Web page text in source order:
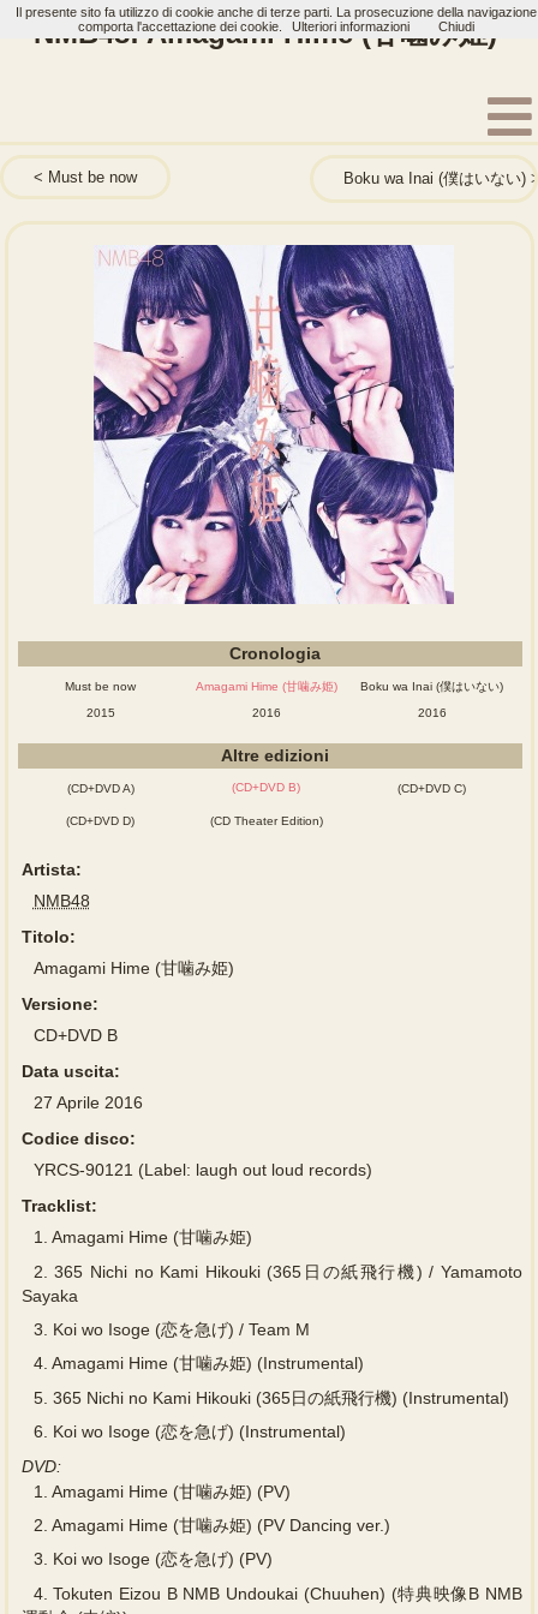
NMB48: Amagami Hime (甘噛み姫)
Must be now Boku wa Inai (僕はいない)
Cronologia
Must be now
2015
Amagami Hime (甘噛み姫)
2016
Boku wa Inai (僕はいない)
2016
Altre edizioni
(CD+DVD A) (CD+DVD B) (CD+DVD C)
(CD+DVD D) (CD Theater Edition)
Artista:
NMB48
Titolo:
Amagami Hime (甘噛み姫)
Versione:
CD+DVD B
Data uscita:
27 Aprile 2016
Codice disco:
YRCS-90121 (Label: laugh out loud records)
Tracklist:
1.
Amagami Hime (甘噛み姫)
2.
365 Nichi no Kami Hikouki (365日の紙飛行機) / Yamamoto
Sayaka
3.
Koi wo Isoge (恋を急げ) / Team M
4. Amagami Hime (甘噛み姫) (Instrumental)
5. 365 Nichi no Kami Hikouki (365日の紙飛行機) (Instrumental)
6.
Koi wo Isoge (恋を急げ) (Instrumental)
DVD:
1.
Amagami Hime (甘噛み姫) (PV)
2. Amagami Hime (甘噛み姫) (PV Dancing ver.)
3. Koi wo Isoge (恋を急げ) (PV)
4. Tokuten Eizou B NMB Undoukai (Chuuhen) (特典映像B NMB
Il presente sito fa utilizzo di cookie anche di terze parti. La prosecuzione della navigazione
comporta l'accettazione dei cookie.
Ulteriori informazioni Chiudi